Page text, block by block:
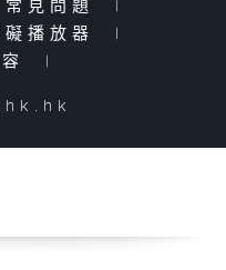
常見問題
|
礙播放器
|
|